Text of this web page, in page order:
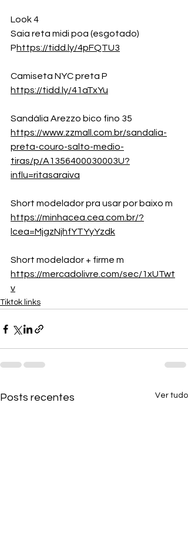
Look 4
Saia reta midi poa (esgotado)
Phttps://tidd.ly/4pFQTU3
Camiseta NYC preta P
https://tidd.ly/41aTxYu
Sandália Arezzo bico fino 35
https://www.zzmall.com.br/sandalia-
preta-couro-salto-medio-
tiras/p/A1356400030003U?
influ=ritasaraiva
Short modelador pra usar por baixo m
https://minhacea.cea.com.br/?
lcea=MjgzNjhfYTYyYzdk
Short modelador + firme m
https://mercadolivre.com/sec/1xUTwt
v
Tiktok links
Posts recentes Ver tudo